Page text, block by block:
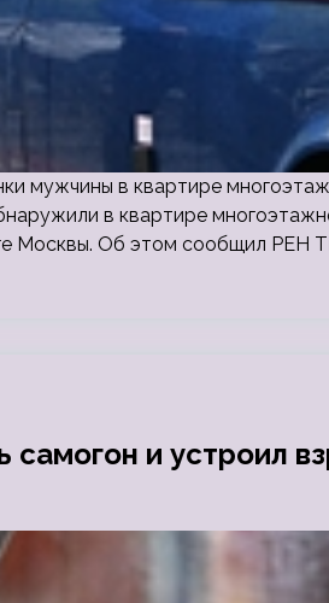
мужчины в квартире
в квартире
Москвы. Об этом сообщил РЕН
и устроил